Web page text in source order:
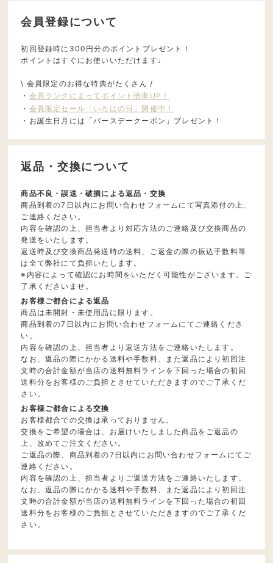
会員登録について
初回登録時に300円分のポイントプレゼント！
ポイントはすぐにお使いいただけます♩
\ 会員限定のお得な特典がたくさん /
・ 会員ランクによってポイント倍率UP！
・ 会員限定セール「いろはの日」開催中！
・お誕生日月には「バースデークーポン」プレゼント！
返品・交換について
商品不良・誤送・破損による返品・交換
商品到着の7日以内にお問い合わせフォームにて写真添付の上、
ご連絡ください。
内容を確認の上、担当者より対応方法のご連絡及び交換商品の
発送をいたします。
返送時及び交換商品発送時の送料、ご返金の際の振込手数料等
は全て弊社にて負担いたします。
※内容によって確認にお時間をいただく可能性がございます。ご
了承くださいませ。
お客様ご都合による返品
商品は未開封・未使用品に限ります。
商品到着の7日以内にお問い合わせフォームにてご連絡くださ
い。
内容を確認の上、担当者より返送方法をご連絡いたします。
なお、返品の際にかかる送料や手数料、また返品により初回注
文時の合計金額が当店の送料無料ラインを下回った場合の初回
送料分をお客様のご負担とさせていただきますのでご了承くだ
さい。
お客様ご都合による交換
お客様都合での交換は承っておりません。
交換をご希望の場合は、お届けいたしました商品をご返品の
上、改めてご注文ください。
ご返品の際、商品到着の7日以内にお問い合わせフォームにてご
連絡ください。
内容を確認の上、担当者よりご返送方法をご連絡いたします。
なお、返品の際にかかる送料や手数料、また返品により初回注
文時の合計金額が当店の送料無料ラインを下回った場合の初回
送料分をお客様のご負担とさせていただきますのでご了承くだ
さい。